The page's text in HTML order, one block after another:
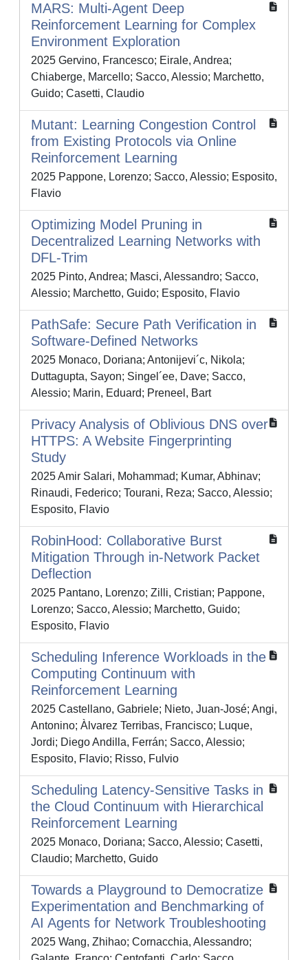
MARS: Multi-Agent Deep
Reinforcement Learning for Complex
Environment Exploration
2025 Gervino, Francesco; Eirale, Andrea;
Chiaberge, Marcello; Sacco, Alessio; Marchetto,
Guido; Casetti, Claudio
Mutant: Learning Congestion Control
from Existing Protocols via Online
Reinforcement Learning
2025 Pappone, Lorenzo; Sacco, Alessio; Esposito,
Flavio
Optimizing Model Pruning in
Decentralized Learning Networks with
DFL-Trim
2025 Pinto, Andrea; Masci, Alessandro; Sacco,
Alessio; Marchetto, Guido; Esposito, Flavio
PathSafe: Secure Path Verification in
Software-Defined Networks
2025 Monaco, Doriana; Antonijevi´c, Nikola;
Duttagupta, Sayon; Singel´ee, Dave; Sacco,
Alessio; Marin, Eduard; Preneel, Bart
Privacy Analysis of Oblivious DNS over
HTTPS: A Website Fingerprinting
Study
2025 Amir Salari, Mohammad; Kumar, Abhinav;
Rinaudi, Federico; Tourani, Reza; Sacco, Alessio;
Esposito, Flavio
RobinHood: Collaborative Burst
Mitigation Through in-Network Packet
Deflection
2025 Pantano, Lorenzo; Zilli, Cristian; Pappone,
Lorenzo; Sacco, Alessio; Marchetto, Guido;
Esposito, Flavio
Scheduling Inference Workloads in the
Computing Continuum with
Reinforcement Learning
2025 Castellano, Gabriele; Nieto, Juan-José; Angi,
Antonino; Àlvarez Terribas, Francisco; Luque,
Jordi; Diego Andilla, Ferrán; Sacco, Alessio;
Esposito, Flavio; Risso, Fulvio
Scheduling Latency-Sensitive Tasks in
the Cloud Continuum with Hierarchical
Reinforcement Learning
2025 Monaco, Doriana; Sacco, Alessio; Casetti,
Claudio; Marchetto, Guido
Towards a Playground to Democratize
Experimentation and Benchmarking of
AI Agents for Network Troubleshooting
2025 Wang, Zhihao; Cornacchia, Alessandro;